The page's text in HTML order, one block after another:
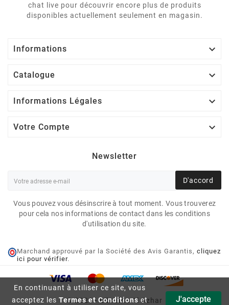
En continuant à utiliser ce site, vous
acceptez les Termes et Conditions et J'accepte
VOYAGES EN COMPAGNIE
DES 114 SOURATES DU
CORAN - FARID OUYALIZE -
SANA
chat live pour découvrir encore plus de produits
disponibles actuellement seulement en magasin.
Informations 
Catalogue 
Informations Légales 
Votre Compte 
Newsletter
D'accord
Vous pouvez vous désinscrire à tout moment. Vous trouverez
pour cela nos informations de contact dans les conditions
d'utilisation du site.
Marchand approuvé par la Société des Avis Garantis, cliquez
ici pour vérifier.
© 2026 - Librairie Al Azhar